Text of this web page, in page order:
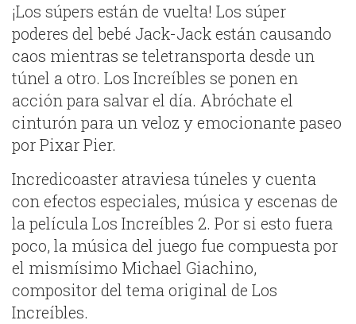
¡Los súpers están de vuelta! Los súper
poderes del bebé Jack-Jack están causando
caos mientras se teletransporta desde un
túnel a otro. Los Increíbles se ponen en
acción para salvar el día. Abróchate el
cinturón para un veloz y emocionante paseo
por Pixar Pier.
Incredicoaster atraviesa túneles y cuenta
con efectos especiales, música y escenas de
la película Los Increíbles 2. Por si esto fuera
poco, la música del juego fue compuesta por
el mismísimo Michael Giachino,
compositor del tema original de Los
Increíbles.